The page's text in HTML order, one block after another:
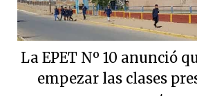
La EPET Nº 10 anunció
empezar las clases